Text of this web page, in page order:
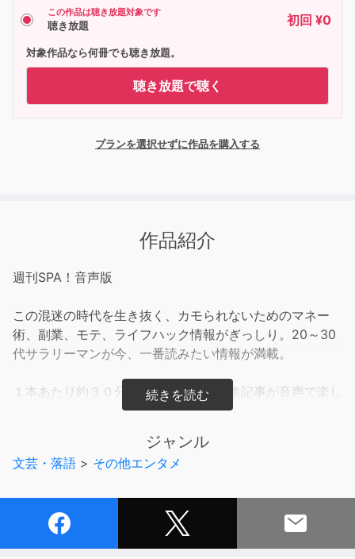
この作品は聴き放題対象です
聴き放題 初回 ¥0
対象作品なら何冊でも聴き放題。
聴き放題で聴く
プランを選択せずに作品を購入する
作品紹介
週刊SPA！音声版
この混迷の時代を生き抜く、カモられないためのマネー
術、副業、モテ、ライフハック情報がぎっしり。20～30
代サラリーマンが今、一番読みたい情報が満載。
１本あたり約３０分で、毎号最新の特集記事が音声で楽し
ジャンル
文芸・落語 > その他エンタメ